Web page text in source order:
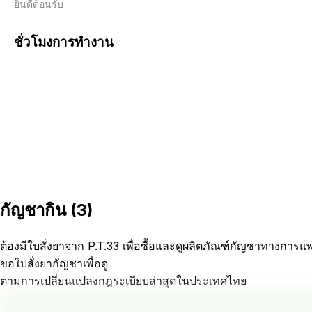
ยินดีต้อนรับ
ชั่วโมงการทำงาน
กัญชากิน (3)
ต้องมีใบสั่งยาจาก P.T.33 เพื่อซื้อและดูผลิตภัณฑ์กัญชาทางการแ
ขอใบสั่งยากัญชาเพื่อดู
ตามการเปลี่ยนแปลงกฎระเบียบล่าสุดในประเทศไทย